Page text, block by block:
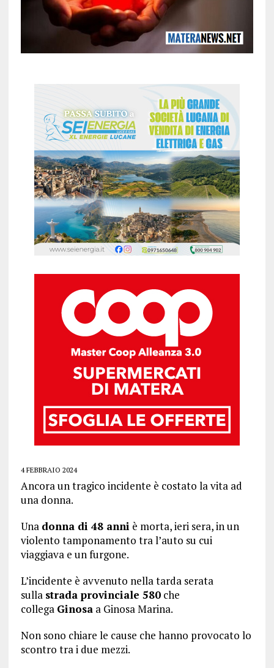
4 FEBBRAIO 2024
Ancora un tragico incidente è costato la vita ad
una donna.
Una donna di 48 anni è morta, ieri sera, in un
violento tamponamento tra l’auto su cui
viaggiava e un furgone.
L’incidente è avvenuto nella tarda serata
sulla strada provinciale 580che
collega Ginosaa Ginosa Marina.
Non sono chiare le cause che hanno provocato lo
scontro tra i due mezzi.